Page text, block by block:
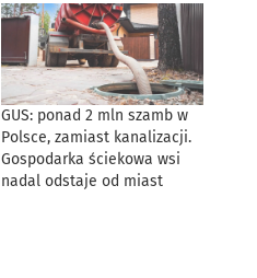
GUS: ponad 2 mln szamb w
Polsce, zamiast kanalizacji.
Gospodarka ściekowa wsi
nadal odstaje od miast